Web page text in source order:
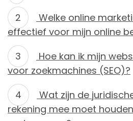
Welke online
effectief voor mijn online
Hoe kan ik mijn
voor zoekmachines (SEO)?
Wat zijn de
rekening mee moet